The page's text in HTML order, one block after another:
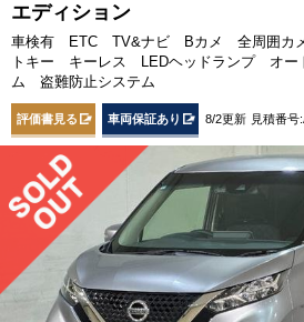
エディション
車検有 ETC TV&ナビ Bカメ 全周囲カ
トキー キーレス LEDヘッドランプ オー
ム 盗難防止システム
評価書見る 車両保証あり 8/2更新 見積番号